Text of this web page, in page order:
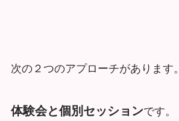
次の２つのアプローチがあります。
体験会と個別セッションです。